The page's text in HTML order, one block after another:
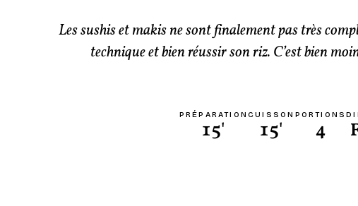
Les sushis et makis ne sont finalement pas très
technique et bien réussir son riz. C’est bien
PRÉPARATION
15'
CUISSON
15'
PORTIONS
4